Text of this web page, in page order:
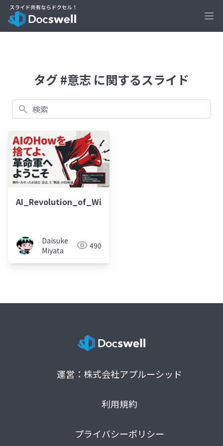
タグ #意志 に関するスライド
検索
AI_Revolution_of_Will
Daisuke
Miyata
490
運営：株式会社アプルーシッド
利用規約
プライバシーポリシー